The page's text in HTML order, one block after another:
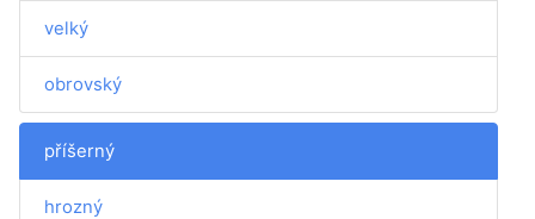
velký
obrovský
příšerný
hrozný